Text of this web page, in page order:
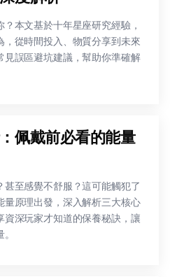
本文基於十年星座研究經驗，
從時間投入、物質分享到未來
見誤區避坑建議，幫助你準確解
佩戴前必看的能量
至感覺不舒服？這可能觸犯了
量原理出發，深入解析三大核心
深玩家才知道的保養秘訣，讓